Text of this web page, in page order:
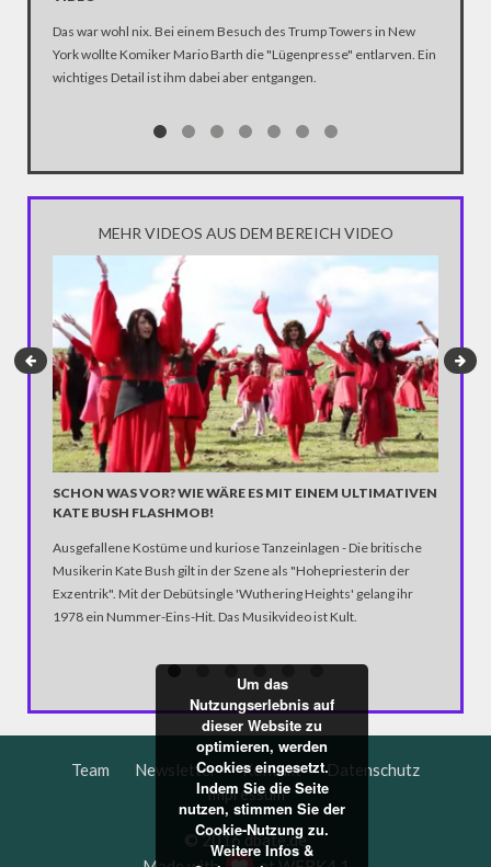
Das war wohl nix. Bei einem Besuch des Trump Towers in New
York wollte Komiker Mario Barth die "Lügenpresse" entlarven. Ein
wichtiges Detail ist ihm dabei aber entgangen.
MEHR VIDEOS AUS DEM BEREICH VIDEO
SCHON WAS VOR? WIE WÄRE ES MIT EINEM ULTIMATIVEN
KATE BUSH FLASHMOB!
Ausgefallene Kostüme und kuriose Tanzeinlagen - Die britische
Musikerin Kate Bush gilt in der Szene als "Hohepriesterin der
Exzentrik". Mit der Debütsingle 'Wuthering Heights' gelang ihr
1978 ein Nummer-Eins-Hit. Das Musikvideo ist Kult.
Team Newsletter Kontakt
Datenschutz
Impressum
© 2016 dbate.de
Um das
Nutzungserlebnis auf
dieser Website zu
optimieren, werden
Cookies eingesetzt.
Indem Sie die Seite
nutzen, stimmen Sie der
Cookie-Nutzung zu.
Weitere Infos &